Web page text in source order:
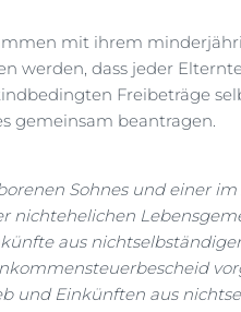
mit ihrem
werden, dass jeder
Freibeträge
gemeinsam beantragen.
Sohnes und einer
nichtehelichen
aus
und Einkünften aus